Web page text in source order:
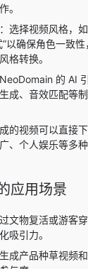
。
：选择视频风格，
以确保角色一致
格转换。
的 AI
成、音效匹配等
的视频可以直接
、个人娱乐等多
应用场景
文物复活或游客
吸引力。
成产品种草视频